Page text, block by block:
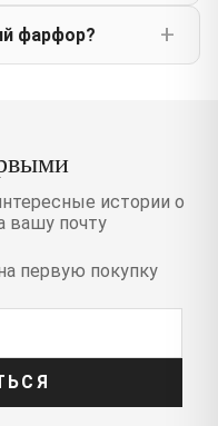
фарфор?
истории о
вашу почту
первую покупку